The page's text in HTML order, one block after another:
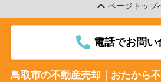
ページトップ
電話でお問い
鳥取市の不動産売却｜おたから